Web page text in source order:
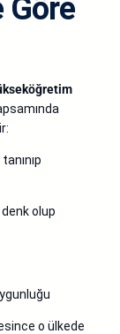
Göre
olup
o ülkede